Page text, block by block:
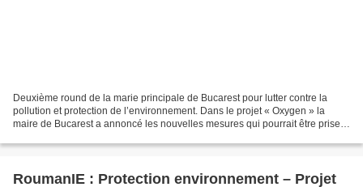
Deuxième round de la marie principale de Bucarest pour lutter contre la
pollution et protection de l’environnement. Dans le projet « Oxygen » la
maire de Bucarest a annoncé les nouvelles mesures qui pourrait être prise
RoumanIE : Protection environnement – Projet